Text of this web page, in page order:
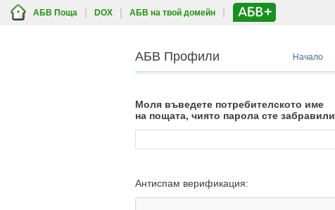
АБВ Поща DOX АБВ на твой домейн
АБВ Профили Начало
Моля въведете потребителското име
на пощата, чиято парола сте забравили
Антиспам верификация: